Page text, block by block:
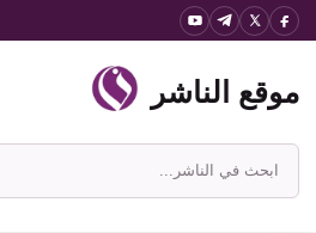
انتقل
المحتوى
موقع الناشر
ابحث
في